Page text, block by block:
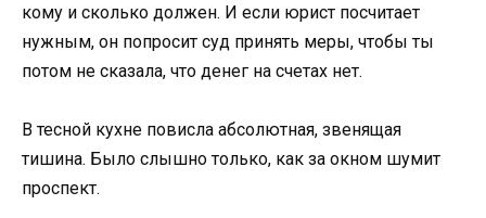
кому и сколько должен. И если юрист посчитает
нужным, он попросит суд принять меры, чтобы ты
потом не сказала, что денег на счетах нет.
В тесной кухне повисла абсолютная, звенящая
тишина. Было слышно только, как за окном шумит
проспект.